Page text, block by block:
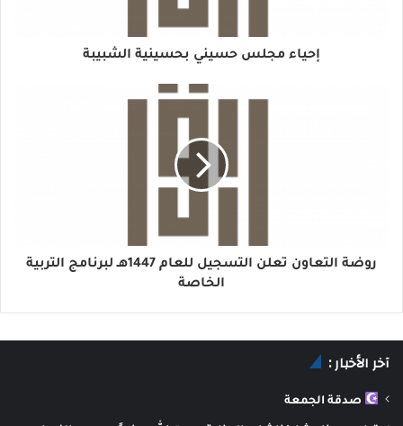
إحياء مجلس حسيني بحسينية الشبيبة
روضة التعاون تعلن التسجيل للعام 1447هـ لبرنامج التربية
الخاصة
آخر الأخبار :
صدقة الجمعة